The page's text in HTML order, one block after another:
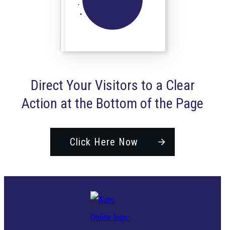
Direct Your Visitors to a Clear
Action at the Bottom of the Page
Click Here Now